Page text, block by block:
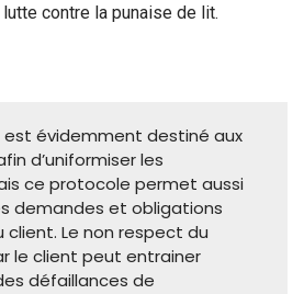
contre la punaise de lit.
est évidemment destiné aux
d’uniformiser les
ce protocole permet aussi
demandes et obligations
client. Le non respect du
le client peut entrainer
défaillances de